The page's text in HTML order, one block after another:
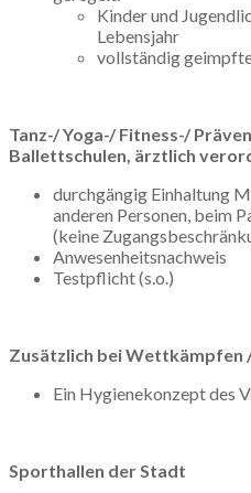
Kinder und
Lebensjahr
vollständig geimpfte
Tanz-/ Yoga-/ Fitness-/
Ballettschulen, ärztlich
durchgängig Einhaltung
anderen Personen, beim
(keine
Anwesenheitsnachweis
Testpflicht (s.o.)
Zusätzlich bei Wettkämpfen
Ein Hygienekonzept des
Sporthallen der Stadt